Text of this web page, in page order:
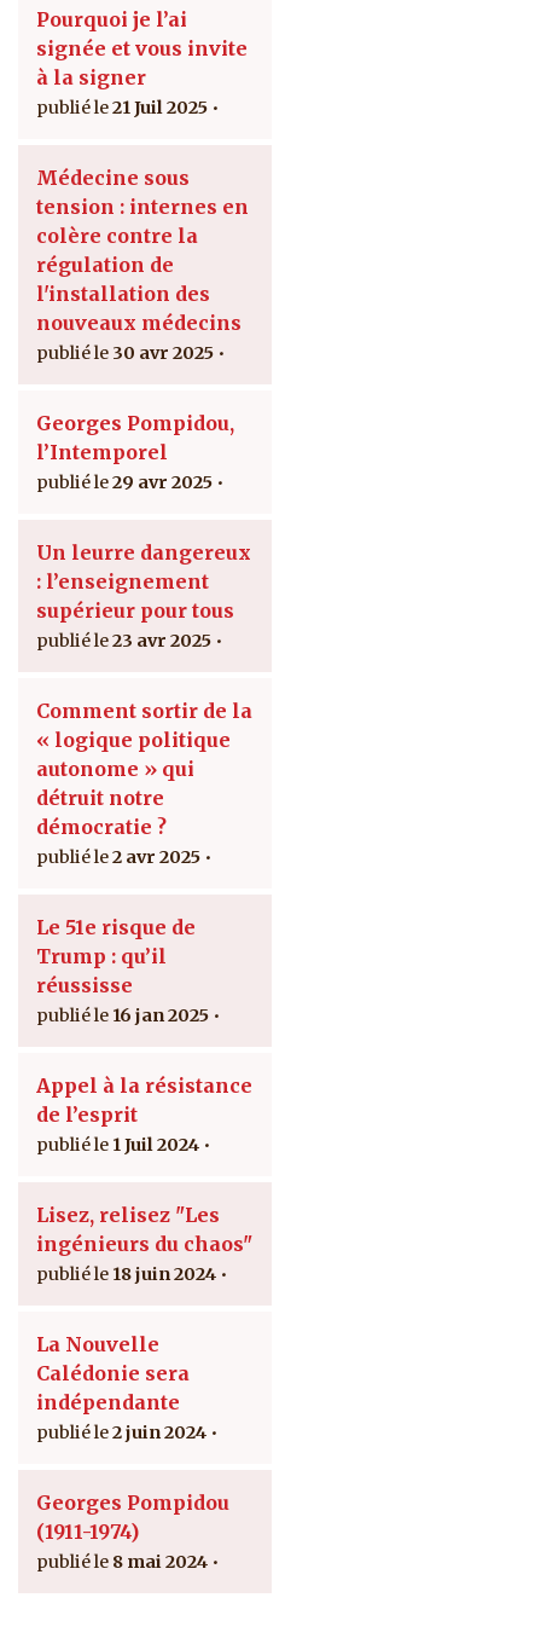
Pourquoi je l’ai
signée et vous invite
à la signer
21 Juil 2025
Médecine sous
tension : internes en
colère contre la
régulation de
l'installation des
nouveaux médecins
30 avr 2025
Georges Pompidou,
l’Intemporel
29 avr 2025
Un leurre dangereux
: l’enseignement
supérieur pour tous
23 avr 2025
Comment sortir de la
« logique politique
autonome » qui
détruit notre
démocratie ?
2 avr 2025
Le 51e risque de
Trump : qu’il
réussisse
16 jan 2025
Appel à la résistance
de l’esprit
1 Juil 2024
Lisez, relisez "Les
ingénieurs du chaos"
18 juin 2024
La Nouvelle
Calédonie sera
indépendante
2 juin 2024
Georges Pompidou
(1911-1974)
8 mai 2024